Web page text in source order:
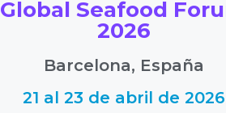
Global Seafood
2026
Barcelona, España
21 al 23 de abril de 2026